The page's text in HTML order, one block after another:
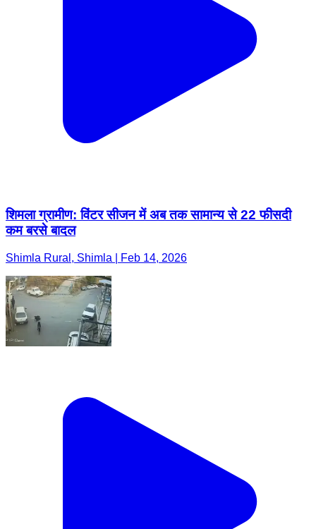
शिमला ग्रामीण: विंटर सीजन में अब तक सामान्य से 22 फीसदी
कम बरसे बादल
Shimla Rural, Shimla | Feb 14, 2026